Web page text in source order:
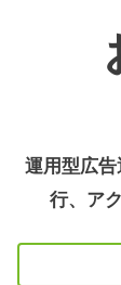
運用型広
行、ア